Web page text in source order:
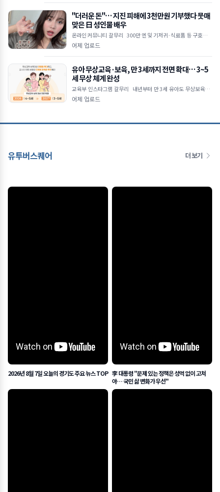
"더러운 돈"… 지진 피해에 3천만원 기부했다 뭇매
맞은 日 성인물 배우
온라인 커뮤니티 갈무리 300만 엔 및 기저귀·식료품 등 구호물품
전달 직업 비하하며 악플 쏟아낸 일부 누리꾼 논란 "지원 동참 유도
어제 업로드
유아 무상교육·보육, 만 3세까지 전면 확대… 3~5
세 무상 체계 완성
교육부 인스타그램 갈무리 내년부터 만 3세 유아도 무상보육·교
육 지원 대상 포함 공공보육 이용률 2030년까지 55% 목표로 상향
어제 업로드
유투버스퀘어 더 보기
2026년 8월 7일 오늘의 경기도 주요 뉴스 TOP 李 대통령 "문제 있는 정책은 성역 없이 고쳐
야… 국민 삶 변화가 우선"